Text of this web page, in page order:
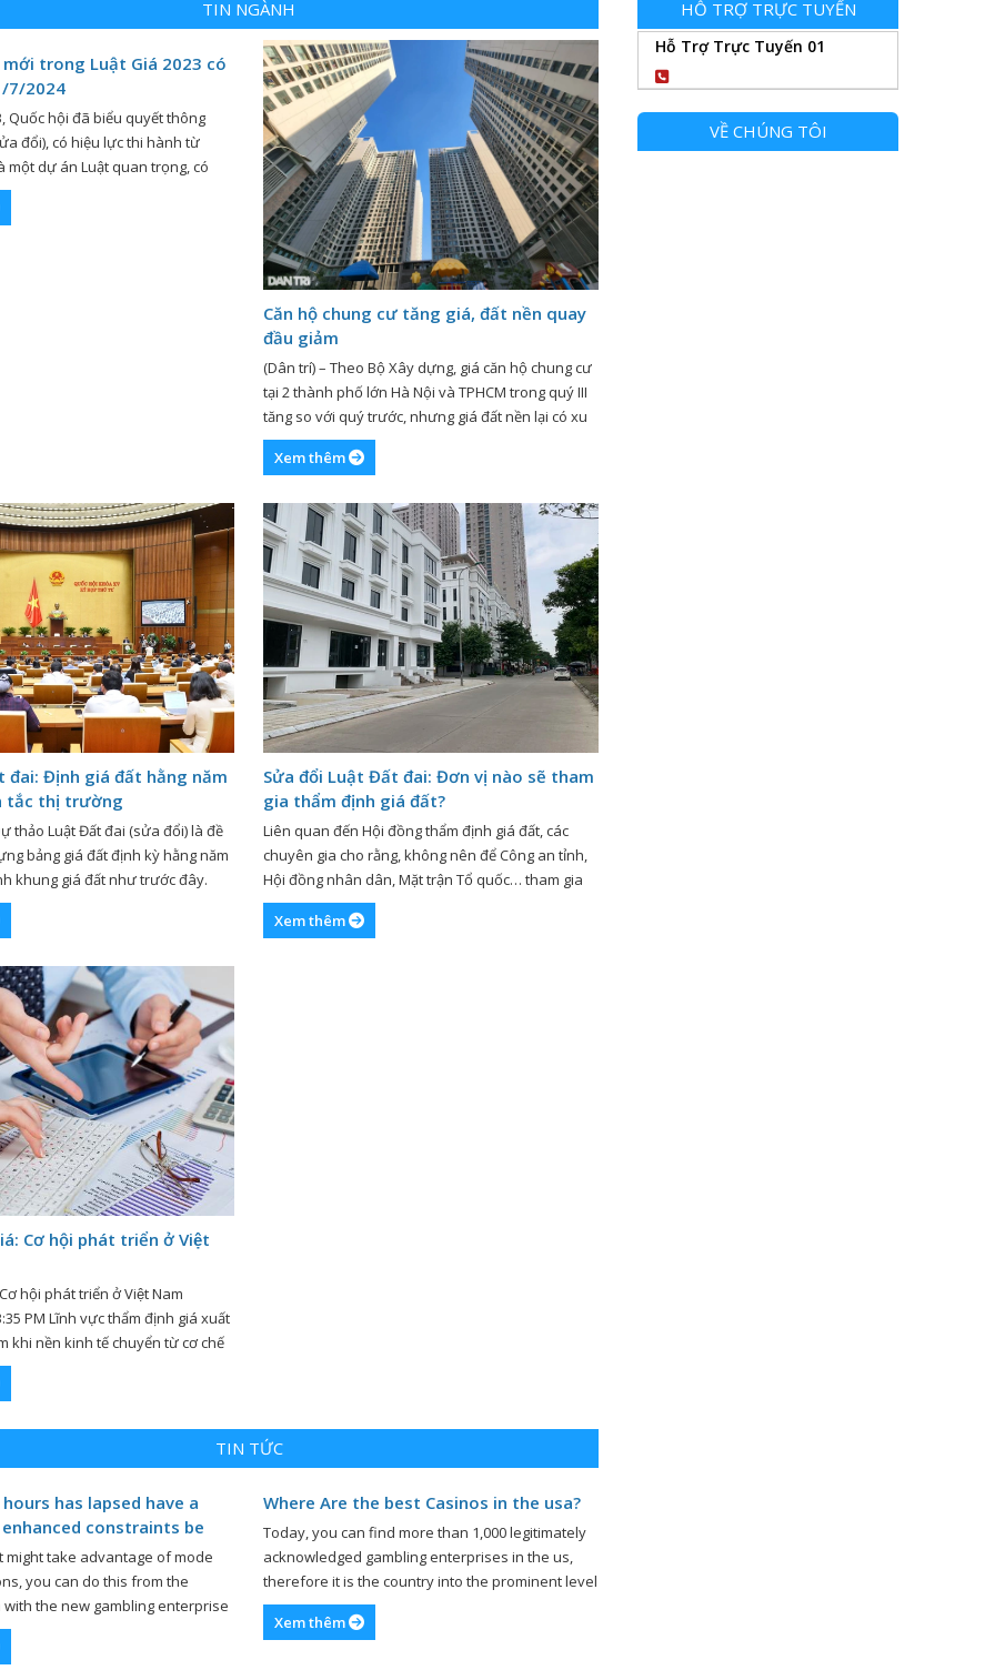
TIN NGÀNH
trong Luật Giá 2023 có
7/2024
Quốc hội đã biểu quyết thông
đổi), có hiệu lực thi hành từ
một dự án Luật quan trọng, có
đến nhiều ngành, lĩnh vực. Dự án
trên nguyên tắc kế thừa, phát
Căn hộ chung cư tăng giá, đất nền quay
đầu giảm
(Dân trí) – Theo Bộ Xây dựng, giá căn hộ chung cư
tại 2 thành phố lớn Hà Nội và TPHCM trong quý III
tăng so với quý trước, nhưng giá đất nền lại có xu
hướng giảm. Báo cáo thị trường bất động sản quý
III của Bộ Xây dựng vừa công bố cho thấy, giá […]
Xem thêm
đai: Định giá đất hằng năm
tắc thị trường
thảo Luật Đất đai (sửa đổi) là đề
bảng giá đất định kỳ hằng năm
khung giá đất như trước đây.
Kỳ họp 4, Quốc hội khóa XV
Thủ tướng Lê Văn Thành trình
Sửa đổi Luật Đất đai: Đơn vị nào sẽ tham
gia thẩm định giá đất?
Liên quan đến Hội đồng thẩm định giá đất, các
chuyên gia cho rằng, không nên để Công an tỉnh,
Hội đồng nhân dân, Mặt trận Tổ quốc… tham gia
vào Hội đồng thẩm định giá đất. Tại Hội thảo góp ý
Dự thảo Luật Đất đai (sửa đổi) với chủ đề: “Hoàn
Xem thêm
Cơ hội phát triển ở Việt
hội phát triển ở Việt Nam
PM Lĩnh vực thẩm định giá xuất
khi nền kinh tế chuyển từ cơ chế
trung sang cơ chế kinh tế thị
xã hội chủ nghĩa. Hoạt động
TIN TỨC
has lapsed have a
constraints be
might take advantage of mode
you can do this from the
with the new gambling enterprise
so you’re able to talk about the
note that if you want to
Where Are the best Casinos in the usa?
Today, you can find more than 1,000 legitimately
acknowledged gambling enterprises in the us,
therefore it is the country into the prominent level
of belongings-based gambling enterprises on
earth. Even if playing isn�t legalized in almost
Xem thêm
HỖ TRỢ TRỰC TUYẾN
Hỗ Trợ Trực Tuyến 01
VỀ CHÚNG TÔI